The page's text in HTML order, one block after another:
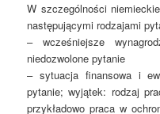
W szczególności
następującymi rodzajami
– wcześniejsze
niedozwolone pytanie
– sytuacja finansowa i
pytanie; wyjątek: rodzaj
przykładowo praca w